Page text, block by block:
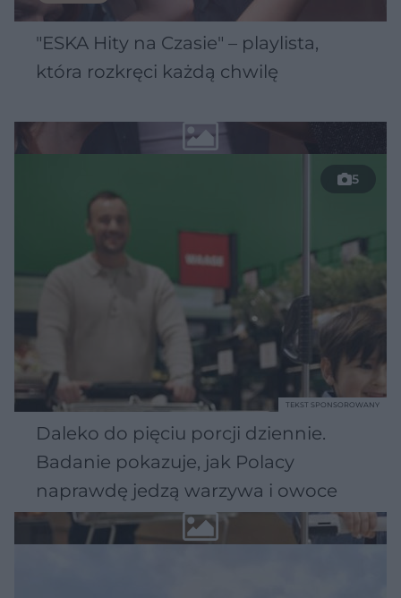
"ESKA Hity na Czasie" – playlista,
która rozkręci każdą chwilę
5
Daleko do pięciu porcji dziennie.
Badanie pokazuje, jak Polacy
naprawdę jedzą warzywa i owoce
TEKST SPONSOROWANY